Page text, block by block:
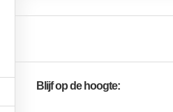
Blijf op de hoogte: